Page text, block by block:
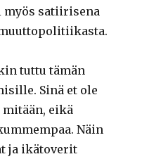
satiirisena
tuttu tämän
Sinä et ole
mitään, eikä
Näin
ja ikätoverit